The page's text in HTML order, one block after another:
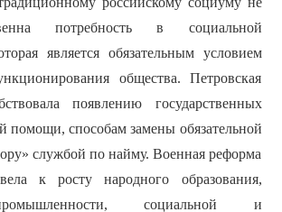
потребность в социальной
является обязательным условием
общества. Петровская
появлению государственных
помощи, способам замены обязательной
службой по найму. Военная реформа
к росту народного образования,
социальной и